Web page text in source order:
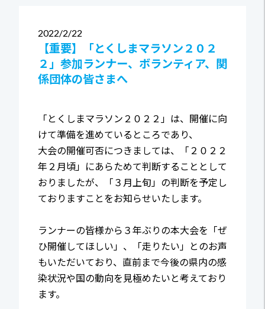
2022 2/22
【重要】「とくしまマラソン２０２
２」参加ランナー、ボランティア、関
係団体の皆さまへ
「とくしまマラソン２０２２」は、開催に向
けて準備を進めているところであり、
大会の開催可否につきましては、「２０２２
年２月頃」にあらためて判断することとして
おりましたが、「３月上旬」の判断を予定し
ておりますことをお知らせいたします。
ランナーの皆様から３年ぶりの本大会を「ぜ
ひ開催してほしい」、「走りたい」とのお声
もいただいており、直前まで今後の県内の感
染状況や国の動向を見極めたいと考えており
ます。